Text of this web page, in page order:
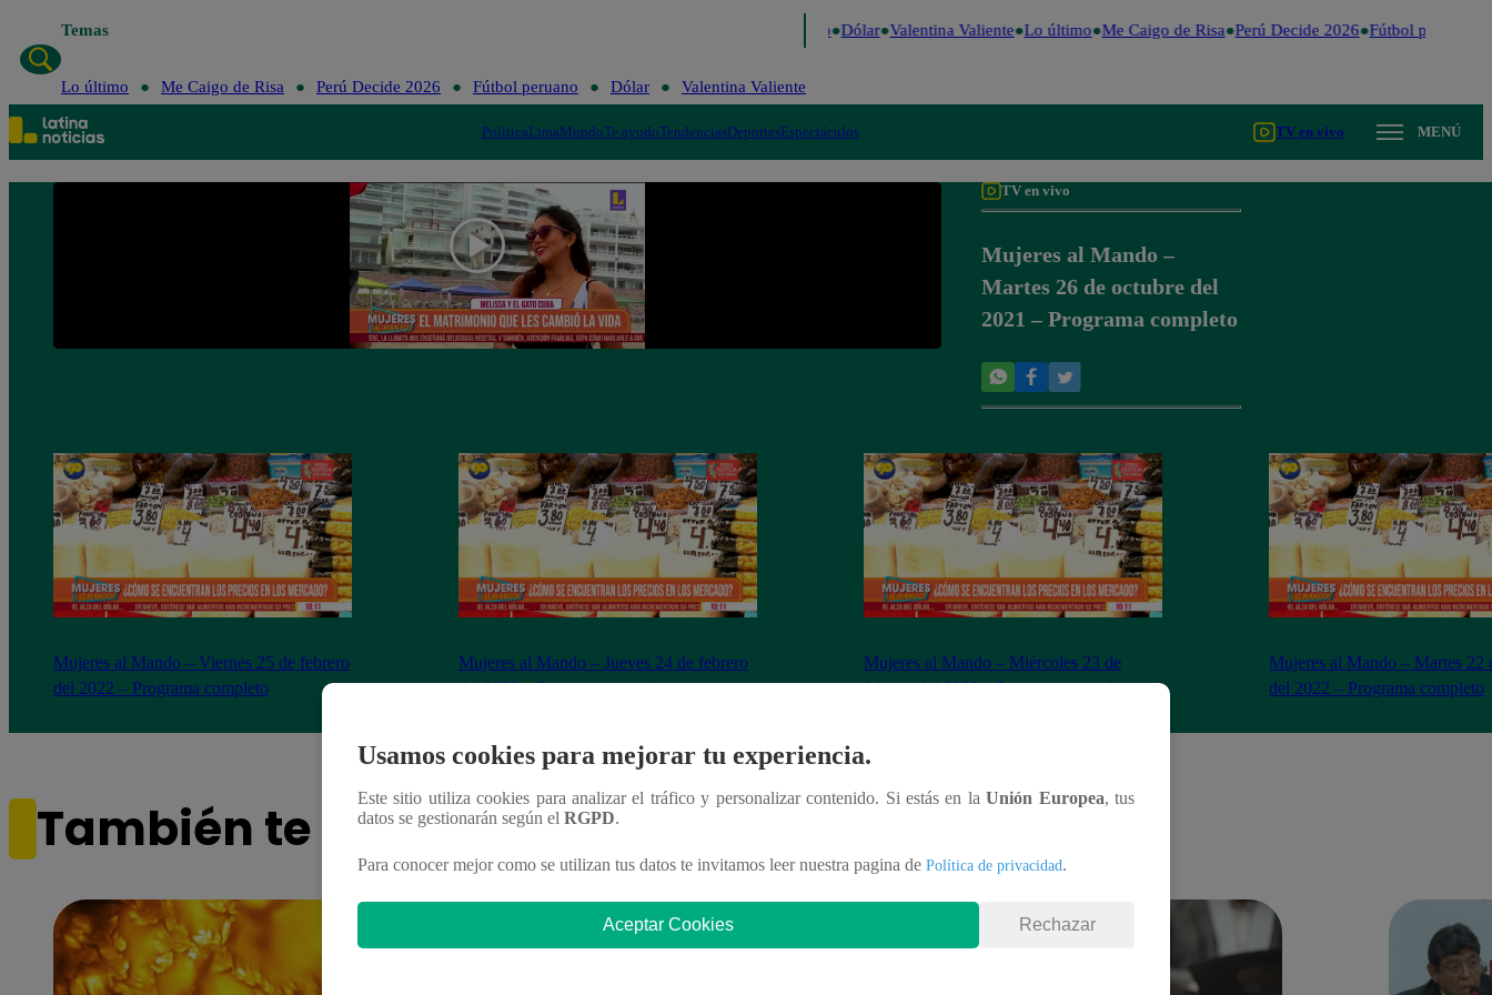
Temas Dólar Valentina Valiente Lo último Me Caigo de Risa Perú Decide 2026 Fútbol peruano
Lo último Me Caigo de Risa Perú Decide 2026 Fútbol peruano Dólar Valentina Valiente
PolíticaLimaMundoTe ayudoTendenciasDeportesEspectáculos TV en vivo MENÚ
TV en vivo
Mujeres al Mando –
Martes 26 de octubre del
2021 – Programa completo
Mujeres al Mando – Viernes 25 de febrero
del 2022 – Programa completo
Mujeres al Mando – Jueves 24 de febrero
del 2022 – Programa completo
Mujeres al Mando – Miércoles 23 de
febrero del 2022 – Programa completo
Mujeres al Mando – Martes 22
del 2022 – Programa completo
También te puede interesar
Usamos cookies para mejorar tu experiencia.
Este sitio utiliza cookies para analizar el tráfico y personalizar contenido. Si estás en laUnión Europea, tus
datos se gestionarán según el RGPD.
Para conocer mejor como se utilizan tus datos te invitamos leer nuestra pagina de Política de privacidad.
Aceptar Cookies Rechazar